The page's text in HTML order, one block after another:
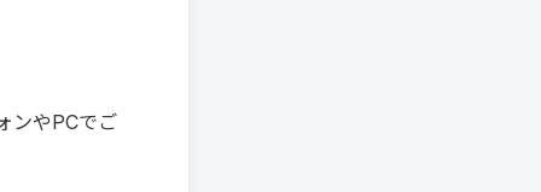
ンやPCでご